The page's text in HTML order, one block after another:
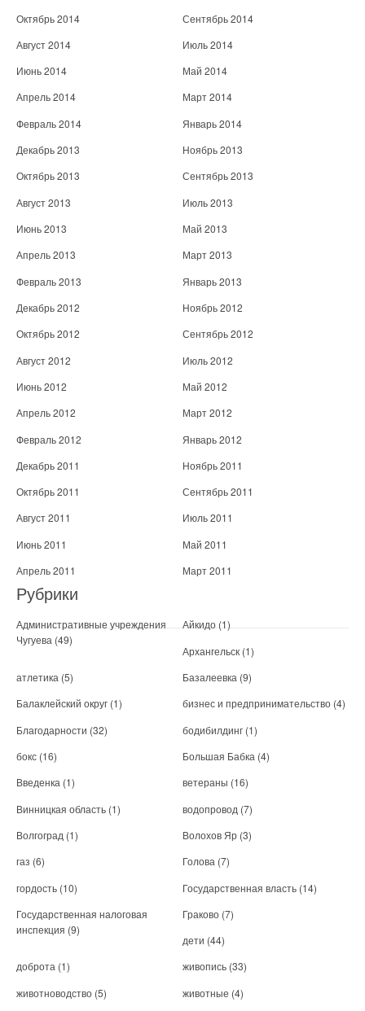
Октябрь 2014
Сентябрь 2014
Август 2014
Июль 2014
Июнь 2014
Май 2014
Апрель 2014
Март 2014
Февраль 2014
Январь 2014
Декабрь 2013
Ноябрь 2013
Октябрь 2013
Сентябрь 2013
Август 2013
Июль 2013
Июнь 2013
Май 2013
Апрель 2013
Март 2013
Февраль 2013
Январь 2013
Декабрь 2012
Ноябрь 2012
Октябрь 2012
Сентябрь 2012
Август 2012
Июль 2012
Июнь 2012
Май 2012
Апрель 2012
Март 2012
Февраль 2012
Январь 2012
Декабрь 2011
Ноябрь 2011
Октябрь 2011
Сентябрь 2011
Август 2011
Июль 2011
Июнь 2011
Май 2011
Апрель 2011
Март 2011
Рубрики
Административные учреждения
Чугуева (49)
Айкидо (1)
Архангельск (1)
атлетика (5) Базалеевка (9)
Балаклейский округ (1) бизнес и предпринимательство (4)
Благодарности (32) бодибилдинг (1)
бокс (16) Большая Бабка (4)
Введенка (1) ветераны (16)
Винницкая область (1) водопровод (7)
Волгоград (1) Волохов Яр (3)
газ (6) Голова (7)
гордость (10) Государственная власть (14)
Государственная налоговая
инспекция (9)
Граково (7)
дети (44)
доброта (1) живопись (33)
животноводство (5) животные (4)